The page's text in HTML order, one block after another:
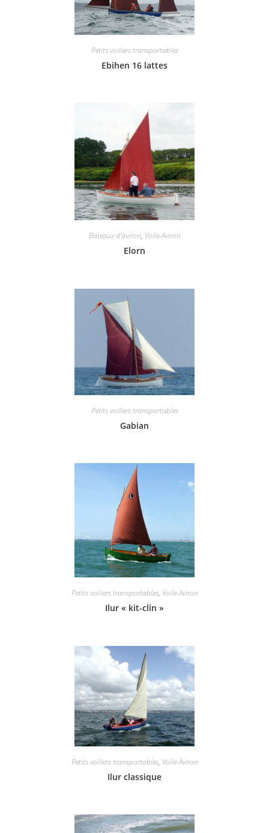
Petits voiliers transportables
Ebihen 16 lattes
Bateaux d'aviron, Voile-Aviron
Elorn
Petits voiliers transportables
Gabian
Petits voiliers transportables, Voile-Aviron
Ilur « kit-clin »
Petits voiliers transportables, Voile-Aviron
Ilur classique